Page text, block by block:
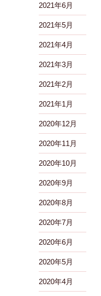
2021年6月
2021年5月
2021年4月
2021年3月
2021年2月
2021年1月
2020年12月
2020年11月
2020年10月
2020年9月
2020年8月
2020年7月
2020年6月
2020年5月
2020年4月